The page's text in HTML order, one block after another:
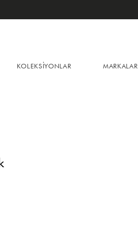
KOLEKSİYONLAR MARKALAR